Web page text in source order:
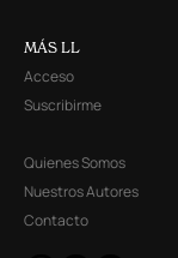
MÁS LL
Acceso
Suscribirme
Quienes Somos
Nuestros Autores
Contacto